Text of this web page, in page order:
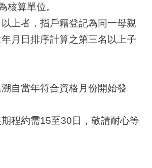
核算單位。
上者，指戶籍登記為同一母親
月日排序計算之第三名以上子
自當年符合資格月份開始發
程約需15至30日，敬請耐心等